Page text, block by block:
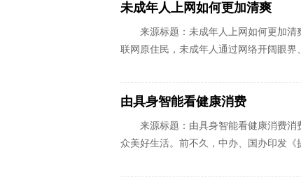
未成年人上网如何更加清爽
来源标题：未成年人上网如何更加
联网原住民，未成年人通过网络开阔眼界、
由具身智能看健康消费
来源标题：由具身智能看健康消费
众美好生活。前不久，中办、国办印发《